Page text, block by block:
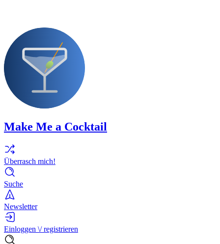
Make Me a Cocktail
Überrasch mich!
Suche
Newsletter
Einloggen \/ registrieren